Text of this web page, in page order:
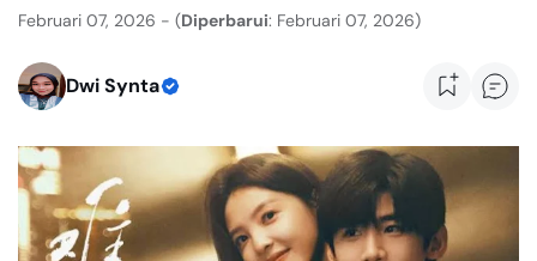
Februari 07, 2026 - (Diperbarui: Februari 07, 2026)
Dwi Synta